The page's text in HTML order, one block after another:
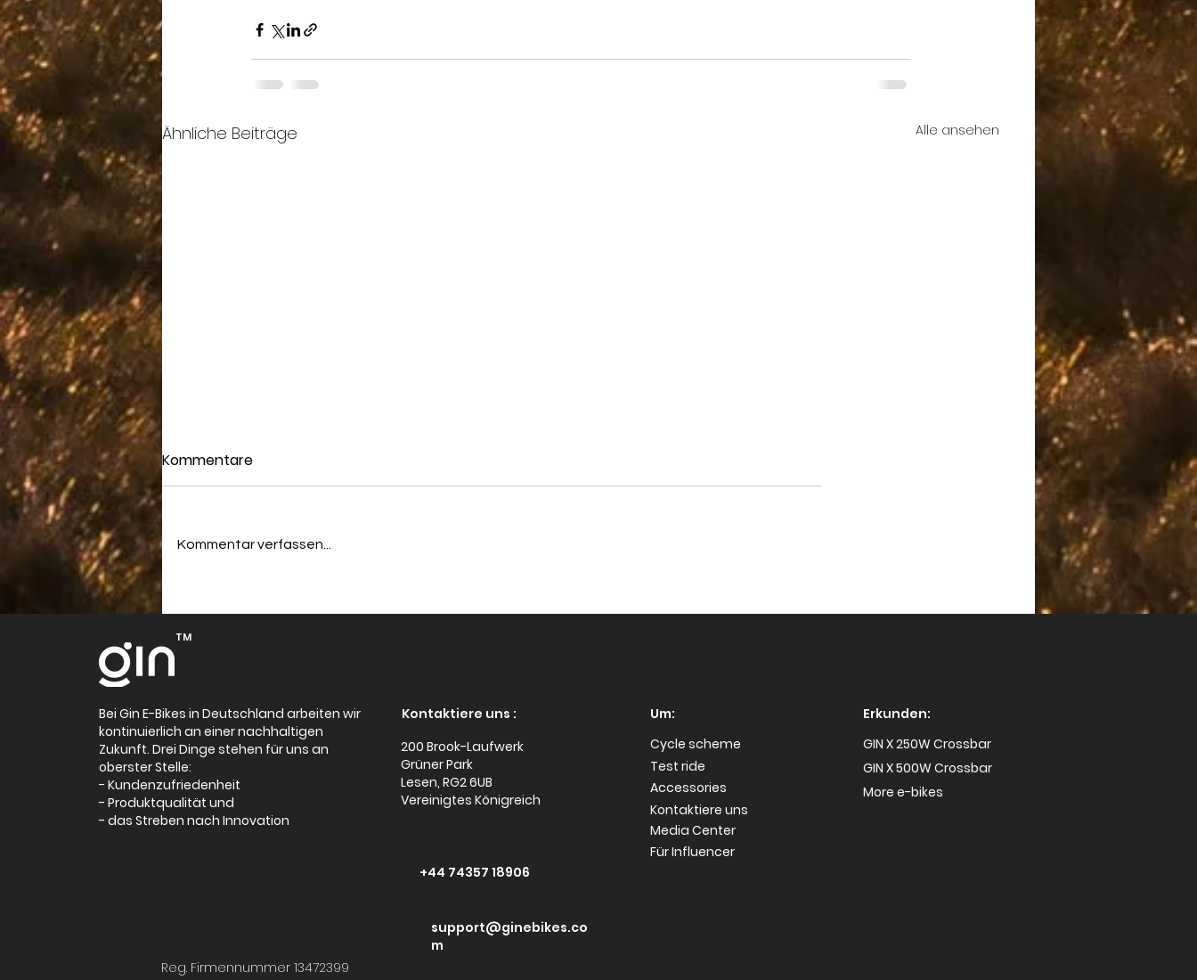
Ähnliche Beiträge Alle ansehen
Kommentare
Kommentar verfassen...
TM
Bei Gin E-Bikes in Deutschland arbeiten wir
kontinuierlich an einer nachhaltigen
Zukunft. Drei Dinge stehen für uns an
oberster Stelle:
- Kundenzufriedenheit
- Produktqualität und
- das Streben nach Innovation
Kontaktiere uns :
200 Brook-Laufwerk
Grüner Park
Lesen, RG2 6UB
Vereinigtes Königreich
+44 74357 18906
support@ginebikes.co
m
Um:
Cycle scheme
Test ride
Accessories
Kontaktiere uns
Media Center
Für Influencer
Erkunden:
GIN X 250W Crossbar
GIN X 500W Crossbar
More e-bikes
Reg. Firmennummer 13472399